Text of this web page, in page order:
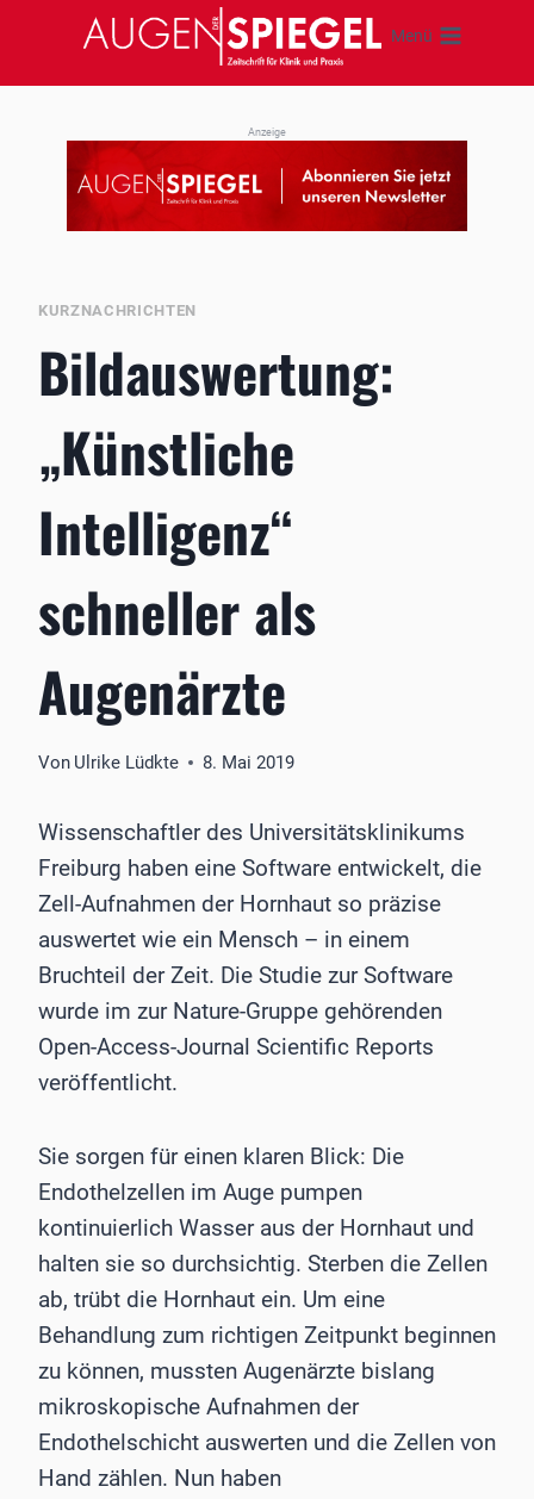
springen
Menü
Anzeige
KURZNACHRICHTEN
Bildauswertung:
„Künstliche
Intelligenz“
schneller als
Augenärzte
Von Ulrike Lüdkte 8. Mai 2019
Wissenschaftler des Universitätsklinikums
Freiburg haben eine Software entwickelt, die
Zell-Aufnahmen der Hornhaut so präzise
auswertet wie ein Mensch – in einem
Bruchteil der Zeit. Die Studie zur Software
wurde im zur Nature-Gruppe gehörenden
Open-Access-Journal Scientific Reports
veröffentlicht.
Sie sorgen für einen klaren Blick: Die
Endothelzellen im Auge pumpen
kontinuierlich Wasser aus der Hornhaut und
halten sie so durchsichtig. Sterben die Zellen
ab, trübt die Hornhaut ein. Um eine
Behandlung zum richtigen Zeitpunkt beginnen
zu können, mussten Augenärzte bislang
mikroskopische Aufnahmen der
Endothelschicht auswerten und die Zellen von
Hand zählen. Nun haben